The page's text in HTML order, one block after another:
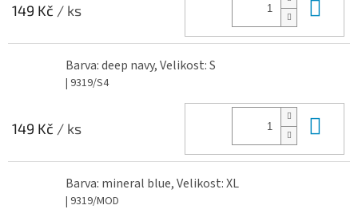
149 Kč / ks
Barva: deep navy, Velikost: S
| 9319/S4
149 Kč / ks
Barva: mineral blue, Velikost: XL
| 9319/MOD